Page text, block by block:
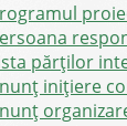
părților
inițiere